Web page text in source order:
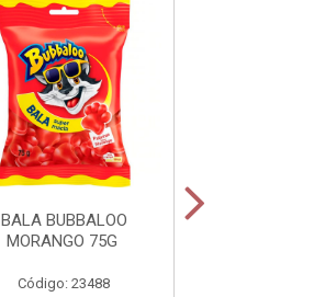
BALA BUBBALOO
MORANGO 75G
Código: 23488